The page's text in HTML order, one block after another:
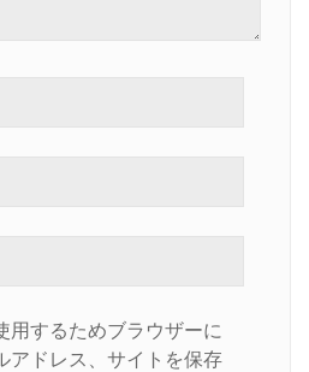
用するためブラウザーに
アドレス、サイトを保存